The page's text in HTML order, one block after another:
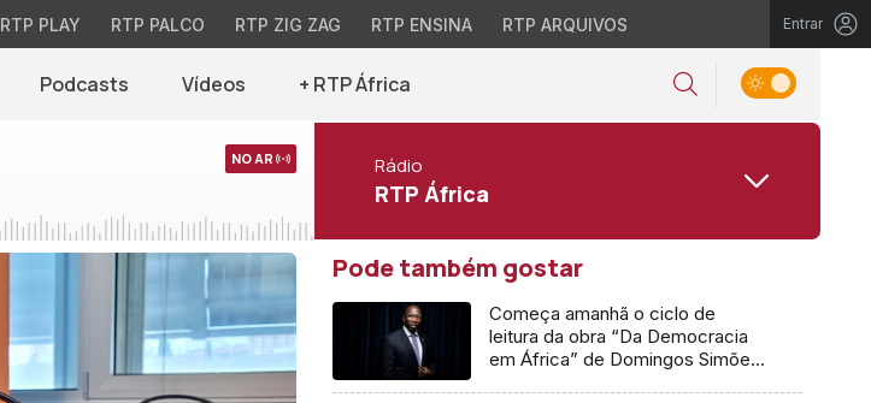
RTP PLAY RTP PALCO RTP ZIG ZAG RTP ENSINA RTP ARQUIVOS Entrar
Podcasts Vídeos + RTP África
NO AR Rádio
RTP África
Pode também gostar
Começa amanhã o ciclo de
leitura da obra “Da Democracia
em África” de Domingos Simões